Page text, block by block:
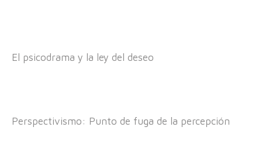
El psicodrama y la ley del deseo
Perspectivismo: Punto de fuga de la percepción